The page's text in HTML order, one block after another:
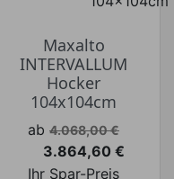
Maxalto
INTERVALLUM
Hocker
104x104cm
Verkaufspreis
ab 4.068,00 €
Preis
3.864,60 €
Ihr Spar-Preis